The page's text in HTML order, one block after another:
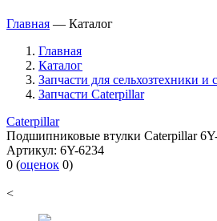
Главная — Каталог
Главная
Каталог
Запчасти для сельхозтехники и
Запчасти Caterpillar
Caterpillar
Подшипниковые втулки Caterpillar
Артикул: 6Y-6234
0 (оценок 0)
<